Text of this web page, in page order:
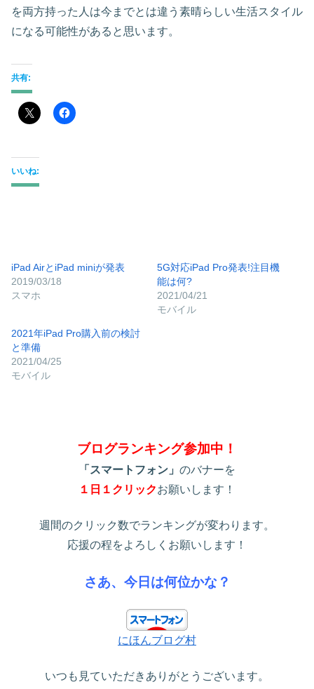
を両方持った人は今までとは違う素晴らしい生活スタイル
になる可能性があると思います。
共有:
いいね:
iPad AirとiPad miniが発表
2019/03/18
スマホ
5G対応iPad Pro発表!注目機
能は何?
2021/04/21
モバイル
2021年iPad Pro購入前の検討
と準備
2021/04/25
モバイル
ブログランキング参加中！
「スマートフォン」 のバナーを
１日１クリックお願いします！
週間のクリック数でランキングが変わります。
応援の程をよろしくお願いします！
さあ、今日は何位かな？
にほんブログ村
いつも見ていただきありがとうございます。